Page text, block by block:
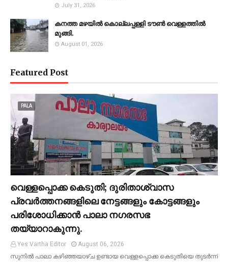
July 31, 2026
കനത്ത മഴയില്‍ കൊല്ലപ്പള്ളി ടൗണ്‍ വെള്ളത്തില്‍
മുങ്ങി.
August 01, 2026
Featured Post
PALA
വെള്ളപ്പൊക്ക കെടുതി; ദുരിതാശ്വാസ
പ്രവര്‍ത്തനങ്ങളിലെ നേട്ടങ്ങളും കോട്ടങ്ങളും
പരിശോധിക്കാന്‍ പാലാ നഗരസഭ
തയ്യാറാകുന്നു.
Yes Vartha Editor
August 06, 2026
സുനില്‍ പാലാ കഴിഞ്ഞയാഴ്ച ഉണ്ടായ വെള്ളപ്പൊക്ക കെടുതിയെ തുടര്‍ന്ന്